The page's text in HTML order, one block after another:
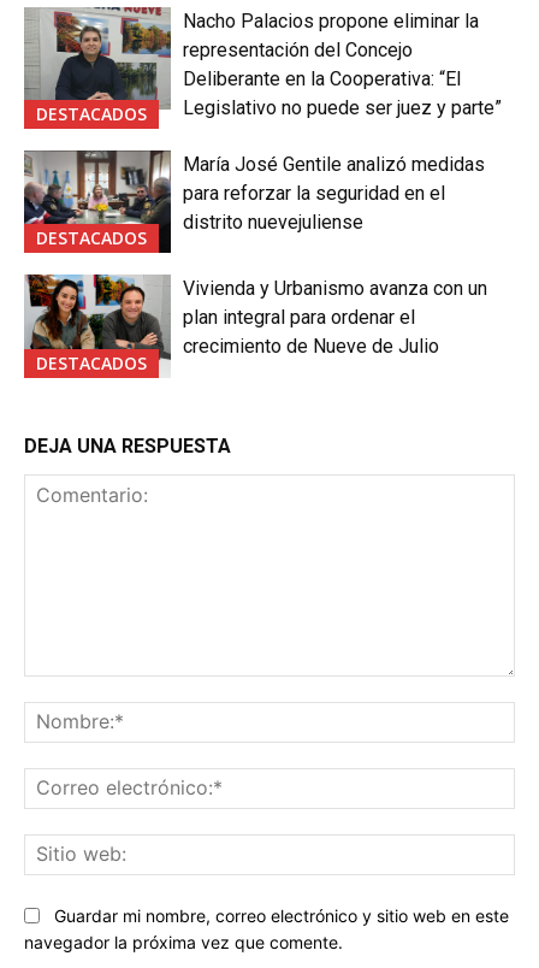
DESTACADOS
Nacho Palacios propone eliminar la
representación del Concejo
Deliberante en la Cooperativa: “El
Legislativo no puede ser juez y parte”
DESTACADOS
María José Gentile analizó medidas
para reforzar la seguridad en el
distrito nuevejuliense
DESTACADOS
Vivienda y Urbanismo avanza con un
plan integral para ordenar el
crecimiento de Nueve de Julio
DEJA UNA RESPUESTA
Guardar mi nombre, correo electrónico y sitio web en este
navegador la próxima vez que comente.